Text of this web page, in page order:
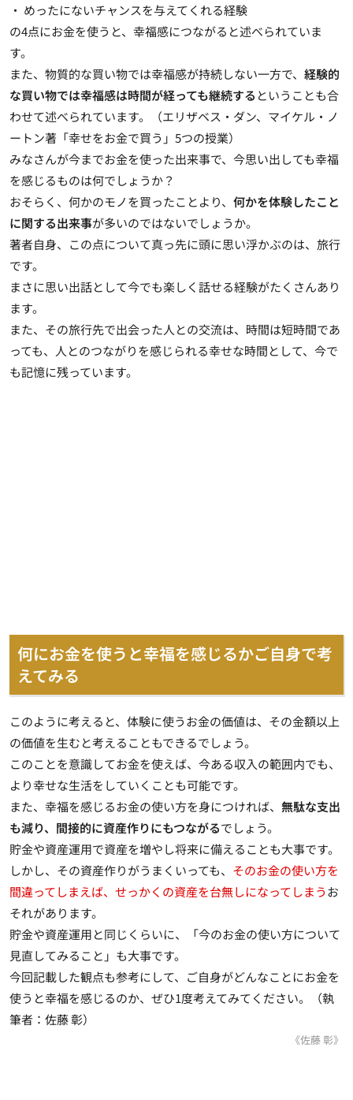
・ めったにないチャンスを与えてくれる経験
の4点にお金を使うと、幸福感につながると述べられていま
す。
また、物質的な買い物では幸福感が持続しない一方で、 経験的
な買い物では幸福感は時間が経っても継続する ということも合
わせて述べられています。（エリザベス・ダン、マイケル・ノ
ートン著「幸せをお金で買う」5つの授業）
みなさんが今までお金を使った出来事で、今思い出しても幸福
を感じるものは何でしょうか？
おそらく、何かのモノを買ったことより、 何かを体験したこと
に関する出来事が多いのではないでしょうか。
著者自身、この点について真っ先に頭に思い浮かぶのは、旅行
です。
まさに思い出話として今でも楽しく話せる経験がたくさんあり
ます。
また、 その旅行先で出会った人との交流は、時間は短時間であ
っても、人とのつながりを感じられる幸せな時間として、今で
も記憶に残っています。
何にお金を使うと幸福を感じるかご自身で考
えてみる
このように考えると、 体験に使うお金の価値は、その金額以上
の価値を生むと考えることもできるでしょう。
このことを意識してお金を使えば、今ある収入の範囲内でも、
より幸せな生活をしていくことも可能です。
また、幸福を感じるお金の使い方を身につければ、 無駄な支出
も減り、間接的に資産作りにもつながるでしょう。
貯金や資産運用で資産を増やし将来に備えることも大事です。
しかし、その資産作りがうまくいっても、 そのお金の使い方を
間違ってしまえば、せっかくの資産を台無しになってしまうお
それがあります。
貯金や資産運用と同じくらいに、「今のお金の使い方について
見直してみること」も大事です。
今回記載した観点も参考にして、ご自身がどんなことにお金を
使うと幸福を感じるのか、ぜひ1度考えてみてください。（執
筆者：佐藤 彰）
《佐藤 彰》